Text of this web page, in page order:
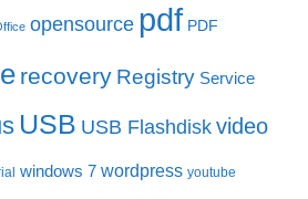
opensource pdf PDF
recovery Registry Service
USB USB Flashdisk video
windows 7 wordpress youtube